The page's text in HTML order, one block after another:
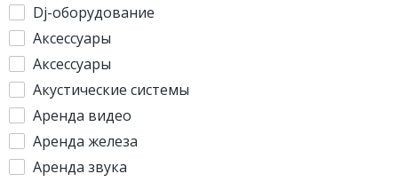
Dj-оборудование
Аксессуары
Аксессуары
Акустические системы
Аренда видео
Аренда железа
Аренда звука